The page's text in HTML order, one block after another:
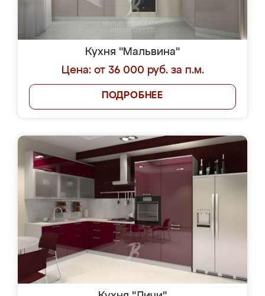
Кухня "Мальвина"
Цена: от 36 000 руб. за п.м.
ПОДРОБНЕЕ